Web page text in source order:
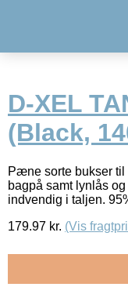
D-XEL
(Black,
Pæne sorte bukser
bagpå samt lynlås
indvendig i taljen.
179.97 kr. (Vis